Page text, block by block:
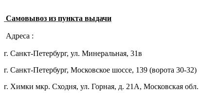
Самовывоз из пункта выдачи
Адреса :
г. Санкт-Петербург, ул. Минеральная, 31в
г. Санкт-Петербург, Московское шоссе, 139 (ворота 30-32)
г. Химки мкр. Сходня, ул. Горная, д. 21А, Московская обл.